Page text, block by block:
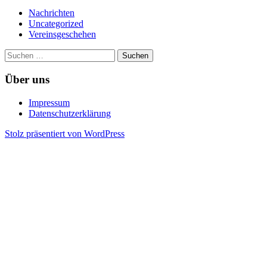
Nachrichten
Uncategorized
Vereinsgeschehen
Suchen
nach:
Über uns
Impressum
Datenschutzerklärung
Stolz präsentiert von WordPress